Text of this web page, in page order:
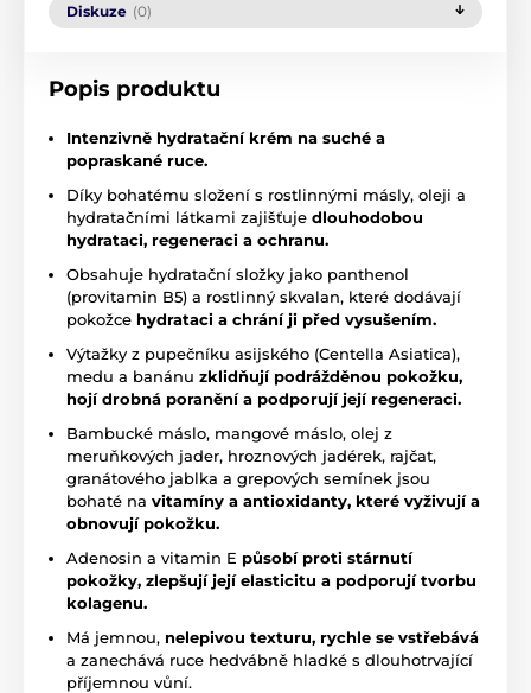
Diskuze (0)
Popis produktu
Intenzivně hydratační krém na suché a
popraskané ruce.
Díky bohatému složení s rostlinnými másly, oleji a
hydratačními látkami zajišťuje dlouhodobou
hydrataci, regeneraci a ochranu.
Obsahuje hydratační složky jako panthenol
(provitamin B5) a rostlinný skvalan, které dodávají
pokožce hydrataci a chrání ji před vysušením.
Výtažky z pupečníku asijského (Centella Asiatica),
medu a banánu zklidňují podrážděnou pokožku,
hojí drobná poranění a podporují její regeneraci.
Bambucké máslo, mangové máslo, olej z
meruňkových jader, hroznových jadérek, rajčat,
granátového jablka a grepových semínek jsou
bohaté na vitamíny a antioxidanty, které vyživují a
obnovují pokožku.
Adenosin a vitamin E působí proti stárnutí
pokožky, zlepšují její elasticitu a podporují tvorbu
kolagenu.
Má jemnou, nelepivou texturu, rychle se vstřebává
a zanechává ruce hedvábně hladké s dlouhotrvající
příjemnou vůní.